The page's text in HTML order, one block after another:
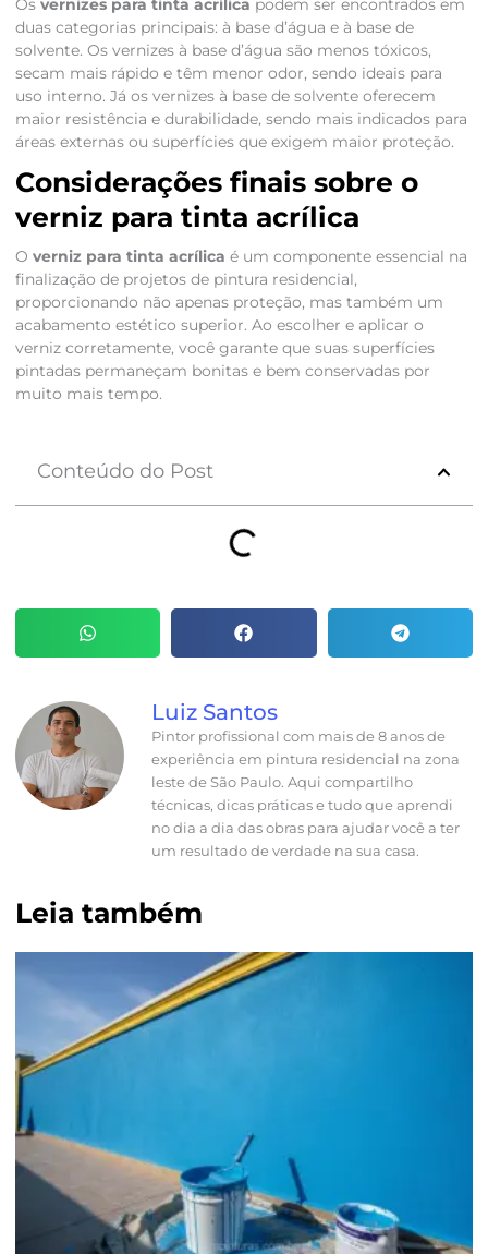
Os vernizes para tinta acrílica podem ser encontrados em
duas categorias principais: à base d’água e à base de
solvente. Os vernizes à base d’água são menos tóxicos,
secam mais rápido e têm menor odor, sendo ideais para
uso interno. Já os vernizes à base de solvente oferecem
maior resistência e durabilidade, sendo mais indicados para
áreas externas ou superfícies que exigem maior proteção.
Considerações finais sobre o
verniz para tinta acrílica
O verniz para tinta acrílica é um componente essencial na
finalização de projetos de pintura residencial,
proporcionando não apenas proteção, mas também um
acabamento estético superior. Ao escolher e aplicar o
verniz corretamente, você garante que suas superfícies
pintadas permaneçam bonitas e bem conservadas por
muito mais tempo.
Conteúdo do Post
Luiz Santos
Pintor profissional com mais de 8 anos de
experiência em pintura residencial na zona
leste de São Paulo. Aqui compartilho
técnicas, dicas práticas e tudo que aprendi
no dia a dia das obras para ajudar você a ter
um resultado de verdade na sua casa.
Leia também